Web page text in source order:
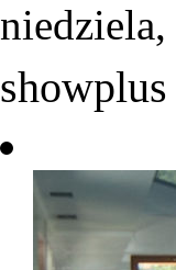
showplus